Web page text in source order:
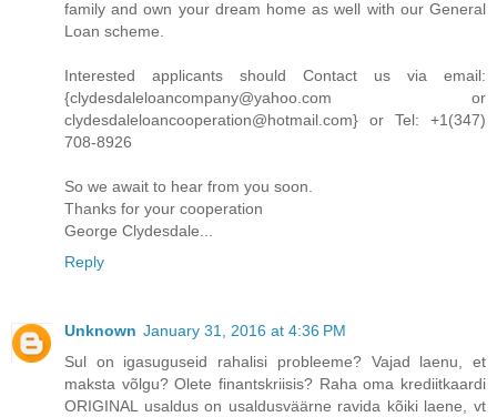
family and own your dream home as well with our General
Loan scheme.
Interested applicants should Contact us via email:
{clydesdaleloancompany@yahoo.com or
clydesdaleloancooperation@hotmail.com} or Tel: +1(347)
708-8926
So we await to hear from you soon.
Thanks for your cooperation
George Clydesdale...
Reply
Unknown January 31, 2016 at 4:36 PM
Sul on igasuguseid rahalisi probleeme? Vajad laenu, et
maksta võlgu? Olete finantskriisis? Raha oma krediitkaardi
ORIGINAL usaldus on usaldusväärne ravida kõiki laene, vt